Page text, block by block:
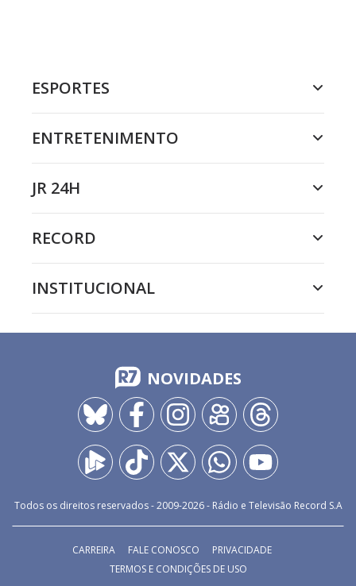
ESPORTES
ENTRETENIMENTO
JR 24H
RECORD
INSTITUCIONAL
NOVIDADES
Todos os direitos reservados - 2009-2026- Rádio e Televisão Record S.A
CARREIRA FALE CONOSCO
PRIVACIDADE
TERMOS E CONDIÇÕES DE USO